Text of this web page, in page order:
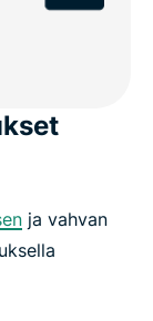
ja vahvan